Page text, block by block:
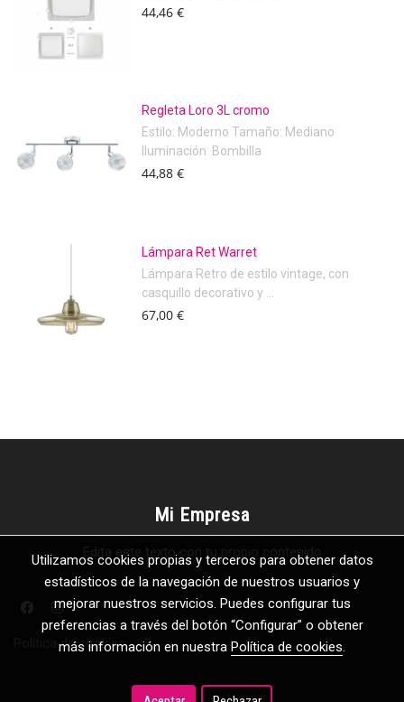
44,46 €
Regleta Loro 3L cromo
Estilo: Moderno Tamaño: Mediano
Iluminación: Bombilla
44,88 €
Lámpara Ret Warret
Lámpara Retro de estilo vintage, con
casquillo decorativo y ...
67,00 €
Mi Empresa
Edita este texto con tu propio contenido
Política de cookies
Utilizamos cookies propias y terceros para obtener datos
estadísticos de la navegación de nuestros usuarios y
mejorar nuestros servicios. Puedes configurar tus
preferencias a través del botón “Configurar” o obtener
más información en nuestra Política de cookies